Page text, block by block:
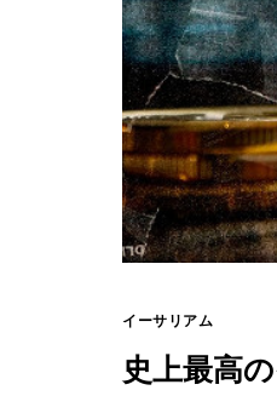
イーサリアム
史上最高